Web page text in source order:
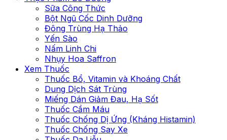
Sữa Công Thức
Bột Ngũ Cốc Dinh Dưỡng
Đông Trùng Hạ Thảo
Yến Sào
Nấm Linh Chi
Nhụy Hoa Saffron
Xem Thuốc
Thuốc Bổ, Vitamin và Khoáng Chất
Dung Dịch Sát Trùng
Miếng Dán Giảm Đau, Hạ Sốt
Thuốc Cầm Máu
Thuốc Chống Dị Ứng (Kháng Histamin)
Thuốc Chống Say Xe